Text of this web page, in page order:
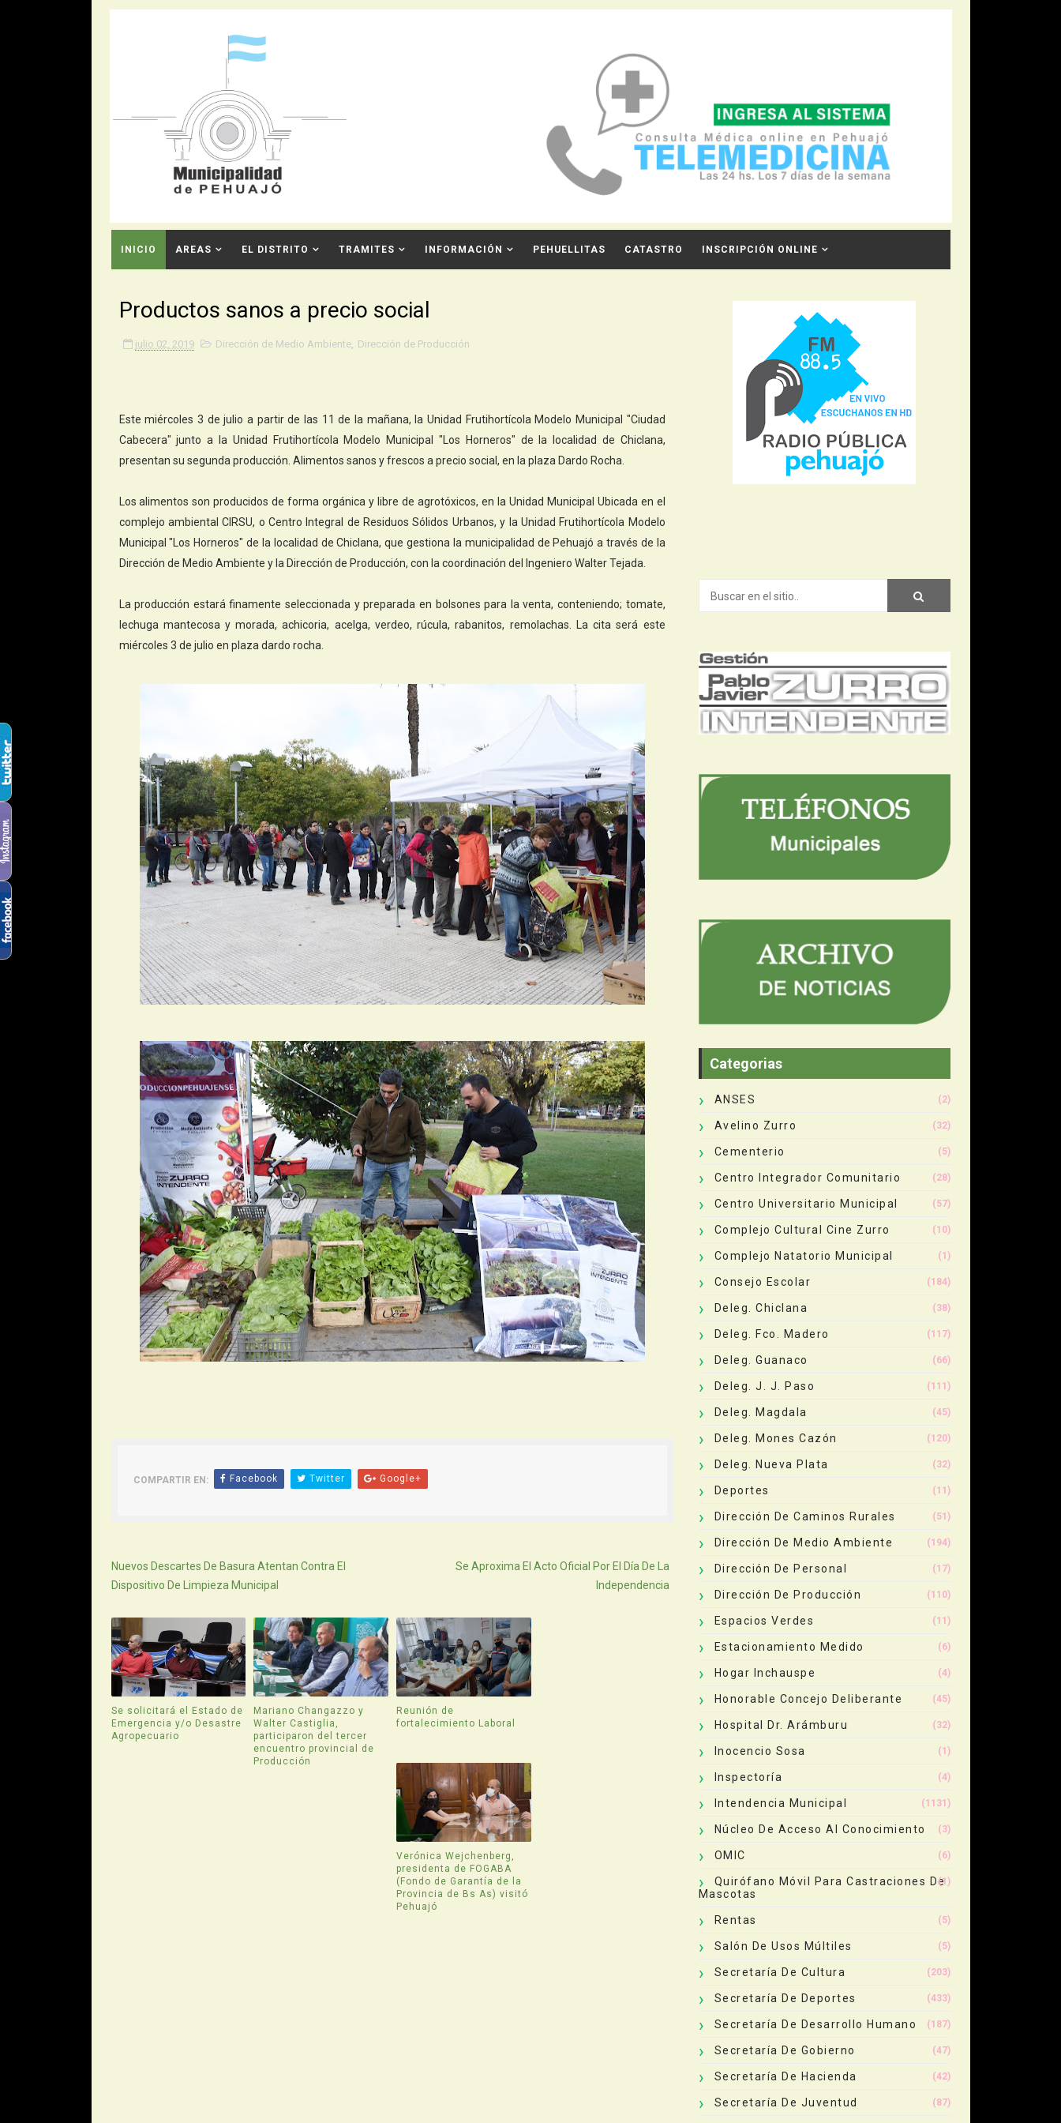
INICIO AREAS EL DISTRITO TRAMITES INFORMACIÓN PEHUELLITAS CATASTRO INSCRIPCIÓN ONLINE
Productos sanos a precio social
julio 02, 2019 Dirección de Medio Ambiente, Dirección de Producción
Este miércoles 3 de julio a partir de las 11 de la mañana, la Unidad Frutihortícola Modelo Municipal "Ciudad
Cabecera" junto a la Unidad Frutihortícola Modelo Municipal "Los Horneros" de la localidad de Chiclana,
presentan su segunda producción. Alimentos sanos y frescos a precio social, en la plaza Dardo Rocha.
Los alimentos son producidos de forma orgánica y libre de agrotóxicos, en la Unidad Municipal Ubicada en el
complejo ambiental CIRSU, o Centro Integral de Residuos Sólidos Urbanos, y la Unidad Frutihortícola Modelo
Municipal "Los Horneros" de la localidad de Chiclana, que gestiona la municipalidad de Pehuajó a través de la
Dirección de Medio Ambiente y la Dirección de Producción, con la coordinación del Ingeniero Walter Tejada.
La producción estará finamente seleccionada y preparada en bolsones para la venta, conteniendo; tomate,
lechuga mantecosa y morada, achicoria, acelga, verdeo, rúcula, rabanitos, remolachas. La cita será este
miércoles 3 de julio en plaza dardo rocha.
COMPARTIR EN: Facebook Twitter Google+
Nuevos Descartes De Basura Atentan Contra El
Dispositivo De Limpieza Municipal
Se Aproxima El Acto Oficial Por El Día De La
Independencia
Se solicitará el Estado de
Emergencia y/o Desastre
Agropecuario
Mariano Changazzo y
Walter Castiglia,
participaron del tercer
encuentro provincial de
Producción
Reunión de
fortalecimiento Laboral
Verónica Wejchenberg,
presidenta de FOGABA
(Fondo de Garantía de la
Provincia de Bs As) visitó
Pehuajó
Categorias
ANSES (2)
Avelino Zurro (32)
Cementerio (5)
Centro Integrador Comunitario (28)
Centro Universitario Municipal (57)
Complejo Cultural Cine Zurro (10)
Complejo Natatorio Municipal (1)
Consejo Escolar (184)
Deleg. Chiclana (38)
Deleg. Fco. Madero (117)
Deleg. Guanaco (66)
Deleg. J. J. Paso (111)
Deleg. Magdala (45)
Deleg. Mones Cazón (120)
Deleg. Nueva Plata (32)
Deportes (11)
Dirección De Caminos Rurales (51)
Dirección De Medio Ambiente (194)
Dirección De Personal (17)
Dirección De Producción (110)
Espacios Verdes (11)
Estacionamiento Medido (6)
Hogar Inchauspe (4)
Honorable Concejo Deliberante (45)
Hospital Dr. Arámburu (32)
Inocencio Sosa (1)
Inspectoría (4)
Intendencia Municipal (1131)
Núcleo De Acceso Al Conocimiento (3)
OMIC (6)
Quirófano Móvil Para Castraciones De
Mascotas
(1)
Rentas (5)
Salón De Usos Múltiles (5)
Secretaría De Cultura (203)
Secretaría De Deportes (433)
Secretaría De Desarrollo Humano (187)
Secretaría De Gobierno (47)
Secretaría De Hacienda (42)
Secretaría De Juventud (87)